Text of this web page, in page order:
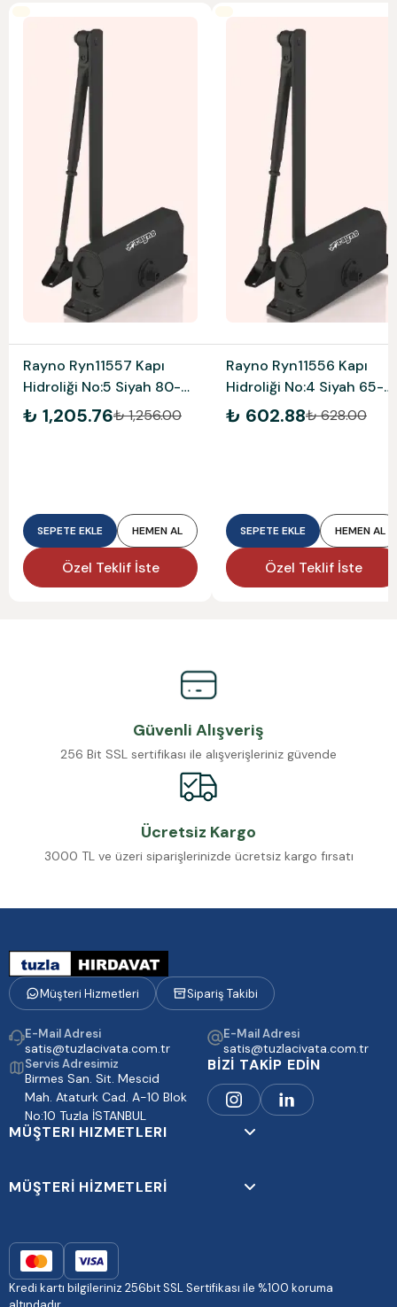
Rayno Ryn11557 Kapı
Hidroliği No:5 Siyah 80-
120 Kg
₺ 1,205.76₺ 1,256.00
SEPETE EKLE HEMEN AL
Özel Teklif İste
Rayno Ryn11556 Kapı
Hidroliği No:4 Siyah 65-
85 Kg
₺ 602.88₺ 628.00
SEPETE EKLE HEMEN AL
Özel Teklif İste
Güvenli Alışveriş
256 Bit SSL sertifikası ile alışverişleriniz güvende
Ücretsiz Kargo
3000 TL ve üzeri siparişlerinizde ücretsiz kargo fırsatı
Müşteri Hizmetleri Sipariş Takibi
E-Mail Adresi
satis@tuzlacivata.com.tr
E-Mail Adresi
satis@tuzlacivata.com.tr
Servis Adresimiz
Birmes San. Sit. Mescid
Mah. Ataturk Cad. A-10 Blok
No:10 Tuzla İSTANBUL
BİZİ TAKİP EDİN
MÜŞTERI HIZMETLERI
MÜŞTERİ HİZMETLERİ
Kredi kartı bilgileriniz 256bit SSL Sertifikası ile %100 koruma